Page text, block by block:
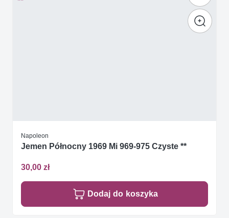
Napoleon
Jemen Północny 1969 Mi 969-975 Czyste **
30,00 zł
Dodaj do koszyka